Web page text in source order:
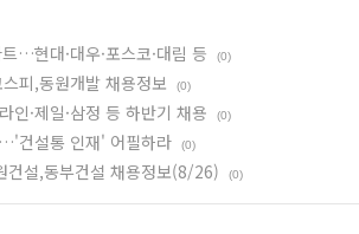
…현대·대우·포스코·대림 등
(0)
피,동원개발 채용정보 (0)
·제일·삼정 등 하반기 채용 (0)
건설통 인재' 어필하라 (0)
건설,동부건설 채용정보(8/26) (0)